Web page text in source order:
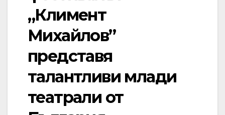
„Климент
Михайлов”
представя
талантливи млади
театрали от